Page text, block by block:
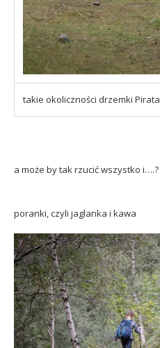
takie okoliczności drzemki Pirata
a może by tak rzucić wszystko i….?
poranki, czyli jaglanka i kawa